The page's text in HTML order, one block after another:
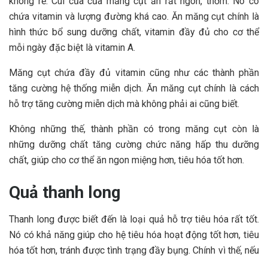
chứa vitamin và lượng đường khá cao. Ăn măng cụt chính là
hình thức bổ sung dưỡng chất, vitamin đầy đủ cho cơ thể
mỗi ngày đặc biệt là vitamin A.
Măng cụt chứa đầy đủ vitamin cũng như các thành phần
tăng cường hệ thống miễn dịch. Ăn măng cụt chính là cách
hỗ trợ tăng cường miễn dịch mà không phải ai cũng biết.
Không những thế, thành phần có trong măng cụt còn là
những dưỡng chất tăng cường chức năng hấp thu dưỡng
chất, giúp cho cơ thể ăn ngon miệng hơn, tiêu hóa tốt hơn.
Quả thanh long
Thanh long được biết đến là loại quả hỗ trợ tiêu hóa rất tốt.
Nó có khả năng giúp cho hệ tiêu hóa hoạt động tốt hơn, tiêu
hóa tốt hơn, tránh được tình trạng đầy bụng. Chính vì thế, nếu